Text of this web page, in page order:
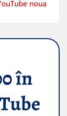
noua
în